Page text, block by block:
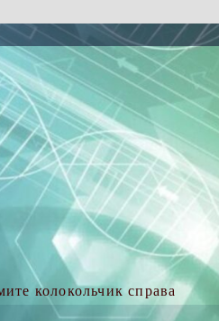
колокольчик справа